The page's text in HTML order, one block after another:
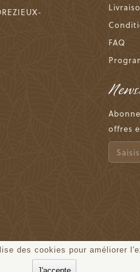
des cookies pour améliorer
FAQ
offres